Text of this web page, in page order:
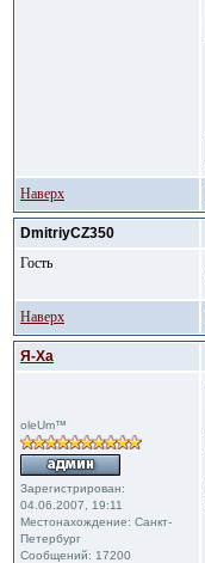
Наверх
DmitriyCZ350
Гость
Наверх
Я-Ха
oleUm™
Зарегистрирован:
04.06.2007, 19:11
Местонахождение: Санкт-
Петербург
Сообщений: 17200